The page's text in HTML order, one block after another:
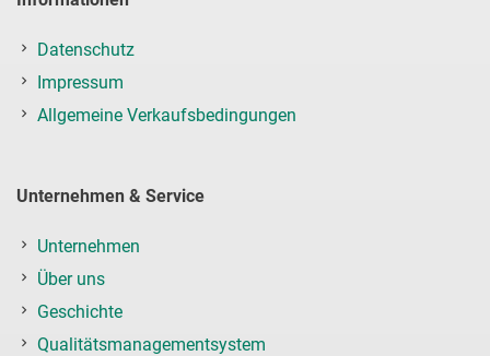
Datenschutz
Impressum
Allgemeine Verkaufsbedingungen
Unternehmen & Service
Unternehmen
Über uns
Geschichte
Qualitätsmanagementsystem